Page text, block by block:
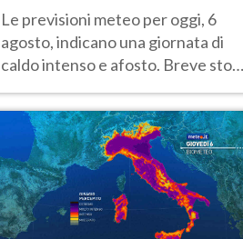
Nord tra 7 e 9 agosto
Le previsioni meteo per oggi, 6
agosto, indicano una giornata di
caldo intenso e afosto. Breve stop
Nord.